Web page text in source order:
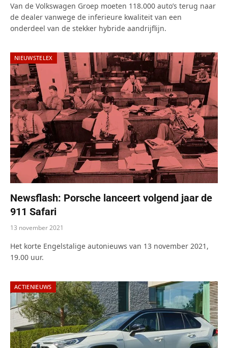
Van de Volkswagen Groep moeten 118.000 auto’s terug naar
de dealer vanwege de inferieure kwaliteit van een
onderdeel van de stekker hybride aandrijflijn.
NIEUWSTELEX
Newsflash: Porsche lanceert volgend jaar de
911 Safari
13 november 2021
Het korte Engelstalige autonieuws van 13 november 2021,
19.00 uur.
ACTIENIEUWS